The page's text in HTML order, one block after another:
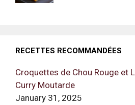
RECETTES RECOMMANDÉES
Croquettes de Chou Rouge et
Curry Moutarde
January 31, 2025